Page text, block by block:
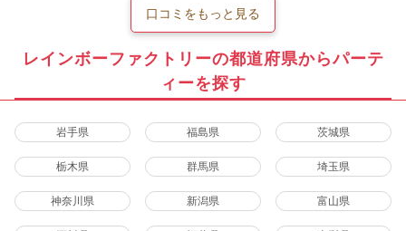
口コミをもっと見る
レインボーファクトリーの都道府県からパーテ
ィーを探す
岩手県 福島県 茨城県
栃木県 群馬県 埼玉県
神奈川県 新潟県 富山県